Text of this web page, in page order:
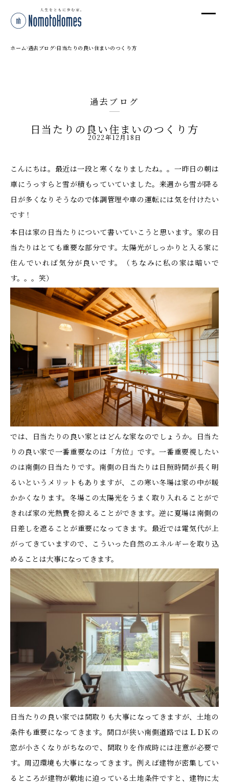
ホーム 過去ブログ 日当たりの良い住まいのつくり方
過去ブログ
日当たりの良い住まいのつくり方
2022年12月18日
こんにちは。最近は一段と寒くなりましたね。。一昨日の朝は
車にうっすらと雪が積もっていていました。来週から雪が降る
日が多くなりそうなので体調管理や車の運転には気を付けたい
です！
本日は家の日当たりについて書いていこうと思います。家の日
当たりはとても重要な部分です。太陽光がしっかりと入る家に
住んでいれば気分が良いです。（ちなみに私の家は暗いで
す。。。笑）
では、日当たりの良い家とはどんな家なのでしょうか。日当た
りの良い家で一番重要なのは「方位」です。一番重要視したい
のは南側の日当たりです。南側の日当たりは日照時間が長く明
るいというメリットもありますが、この寒い冬場は家の中が暖
かかくなります。冬場この太陽光をうまく取り入れることがで
きれば家の光熱費を抑えることができます。逆に夏場は南側の
日差しを遮ることが重要になってきます。最近では電気代が上
がってきていますので、こういった自然のエネルギーを取り込
めることは大事になってきます。
日当たりの良い家では間取りも大事になってきますが、土地の
条件も重要になってきます。間口が狭い南側道路ではＬＤＫの
窓が小さくなりがちなので、間取りを作成時には注意が必要で
す。周辺環境も大事になってきます。例えば建物が密集してい
るところが建物が敷地に迫っている土地条件ですと、建物に太